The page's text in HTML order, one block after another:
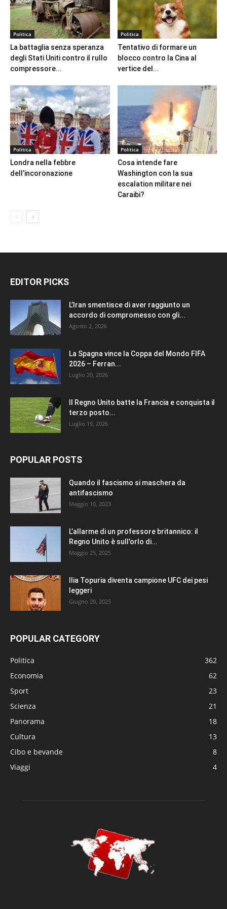
Politica
La battaglia senza speranza
degli Stati Uniti contro il rullo
compressore...
Politica
Tentativo di formare un
blocco contro la Cina al
vertice del...
Politica
Londra nella febbre
dell’incoronazione
Politica
Cosa intende fare
Washington con la sua
escalation militare nei
Caraibi?
EDITOR PICKS
L’Iran smentisce di aver raggiunto un
accordo di compromesso con gli...
Agosto 2, 2026
La Spagna vince la Coppa del Mondo FIFA
2026 – Ferran...
Luglio 20, 2026
Il Regno Unito batte la Francia e conquista il
terzo posto...
Luglio 19, 2026
POPULAR POSTS
Quando il fascismo si maschera da
antifascismo
Maggio 10, 2023
L’allarme di un professore britannico: il
Regno Unito è sull’orlo di...
Maggio 25, 2025
Ilia Topuria diventa campione UFC dei pesi
leggeri
Giugno 29, 2025
POPULAR CATEGORY
Politica
362
Economia
62
Sport
23
Scienza
21
Panorama
18
Cultura
13
Cibo e bevande
8
Viaggi
4